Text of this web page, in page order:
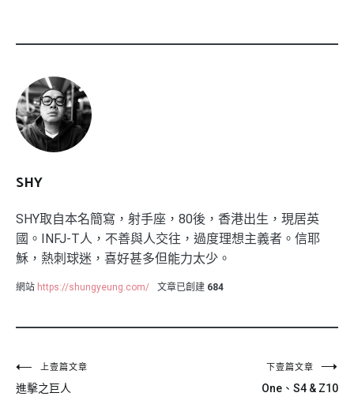
SHY
SHY取自本名簡寫，射手座，80後，香港出生，現居英
國。INFJ-T人，不善與人交往，過度理想主義者。信耶
穌，熱刺球迷，喜好甚多但能力太少。
網站 https://shungyeung.com/ 文章已創建 684
文
章
上壹篇文章
進擊之巨人
下壹篇文章
One、S4 & Z10